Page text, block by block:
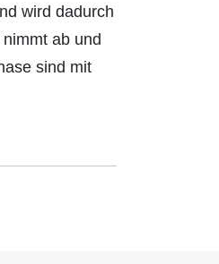
wird dadurch
ab und
sind mit